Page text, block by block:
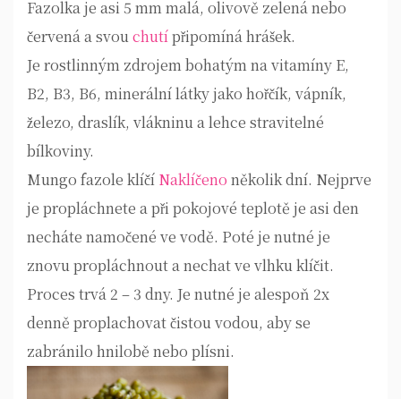
Fazolka je asi 5 mm malá, olivově zelená nebo
červená a svouchutípřipomíná hrášek.
Je rostlinným zdrojem bohatým na vitamíny E,
B2, B3, B6, minerální látky jako hořčík, vápník,
železo, draslík, vlákninu a lehce stravitelné
bílkoviny.
Mungo fazole klíčí Naklíčeno několik dní. Nejprve
je propláchnete a při pokojové teplotě je asi den
necháte namočené ve vodě. Poté je nutné je
znovu propláchnout a nechat ve vlhku klíčit.
Proces trvá 2 – 3 dny. Je nutné je alespoň 2x
denně proplachovat čistou vodou, aby se
zabránilo hnilobě nebo plísni.